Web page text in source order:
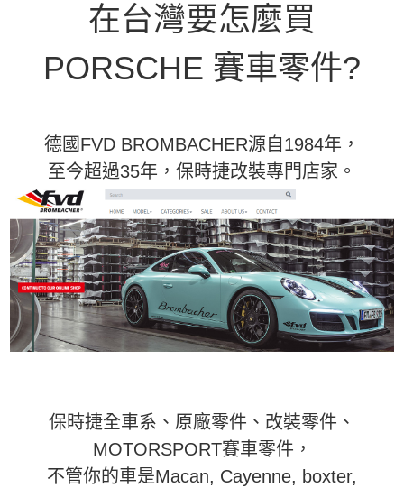
在台灣要怎麼買
PORSCHE 賽車零件?
德國FVD BROMBACHER源自1984年，
至今超過35年，保時捷改裝專門店家。
保時捷全車系、原廠零件、改裝零件、
MOTORSPORT賽車零件，
不管你的車是Macan, Cayenne, boxter,